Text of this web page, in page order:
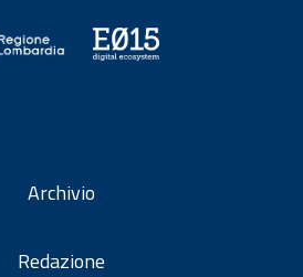
Archivio
Redazione